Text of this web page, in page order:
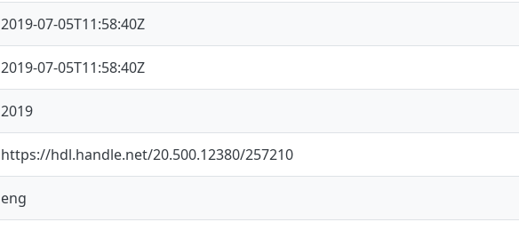
2019-07-05T11:58:40Z
2019-07-05T11:58:40Z
2019
https://hdl.handle.net/20.500.12380/257210
eng